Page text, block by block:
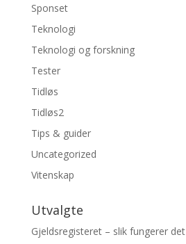
Sponset
Teknologi
Teknologi og forskning
Tester
Tidløs
Tidløs2
Tips & guider
Uncategorized
Vitenskap
Utvalgte
Gjeldsregisteret – slik fungerer det